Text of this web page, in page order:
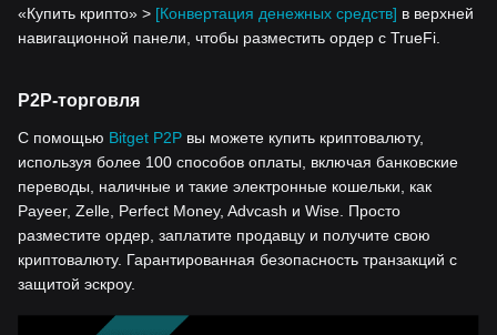
«Купить крипто» > [Конвертация денежных средств] в верхней
навигационной панели, чтобы разместить ордер с TrueFi.
P2P-торговля
С помощью Bitget P2P вы можете купить криптовалюту,
используя более 100 способов оплаты, включая банковские
переводы, наличные и такие электронные кошельки, как
Payeer, Zelle, Perfect Money, Advcash и Wise. Просто
разместите ордер, заплатите продавцу и получите свою
криптовалюту. Гарантированная безопасность транзакций с
защитой эскроу.